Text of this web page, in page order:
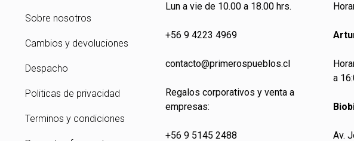
Sobre nosotros
Cambios y devoluciones
Despacho
Politicas de privacidad
Terminos y condiciones
Lun a vie de 10.00 a 18.00 hrs.
+56 9 4223 4969
contacto@primerospueblos.cl
Regalos corporativos y venta a
empresas:
+56 9 5145 2488
a
Av.